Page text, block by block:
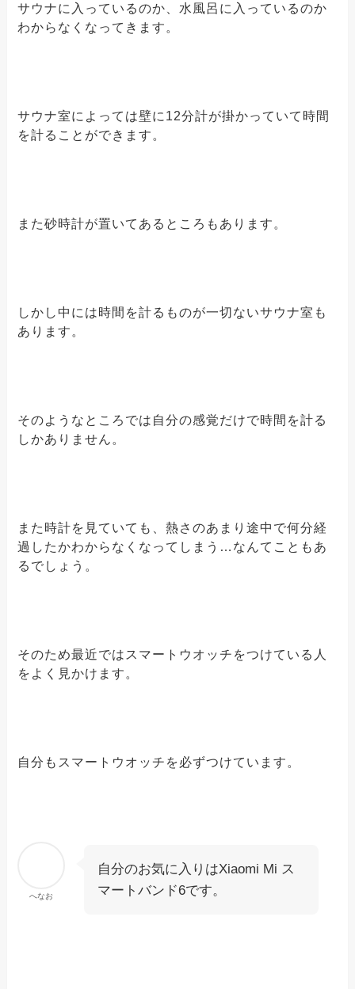
サウナに入っているのか、水風呂に入っているのか
わからなくなってきます。
サウナ室によっては壁に12分計が掛かっていて時間
を計ることができます。
また砂時計が置いてあるところもあります。
しかし中には時間を計るものが一切ないサウナ室も
あります。
そのようなところでは自分の感覚だけで時間を計る
しかありません。
また時計を見ていても、熱さのあまり途中で何分経
過したかわからなくなってしまう…なんてこともあ
るでしょう。
そのため最近ではスマートウオッチをつけている人
をよく見かけます。
自分もスマートウオッチを必ずつけています。
へなお
自分のお気に入りはXiaomi Mi ス
マートバンド6です。